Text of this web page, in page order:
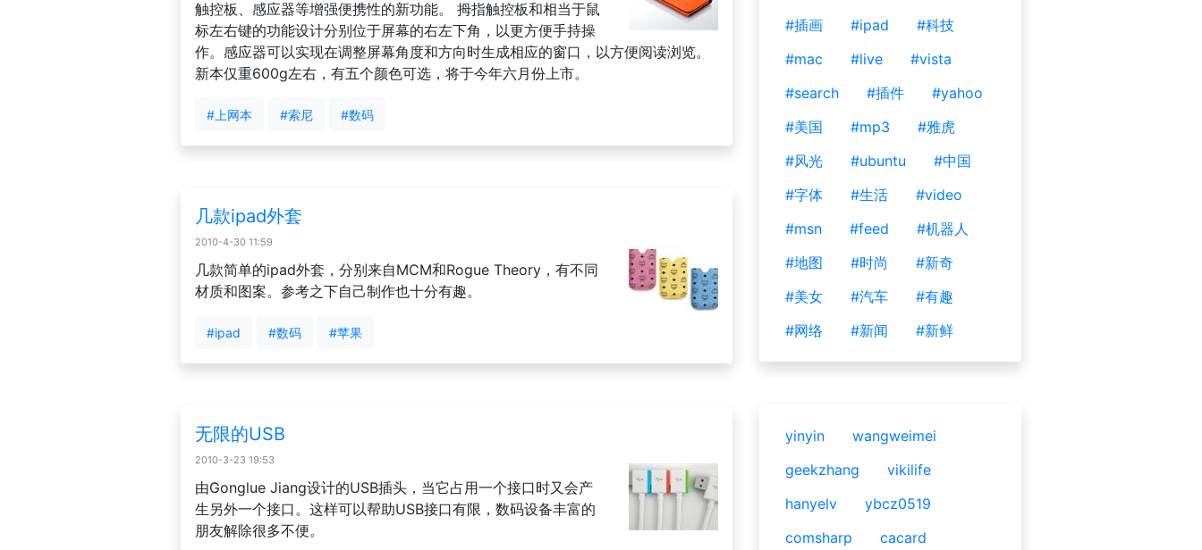
触控板、感应器等增强便携性的新功能。 拇指触控板和相当于鼠
标左右键的功能设计分别位于屏幕的右左下角，以更方便手持操
作。感应器可以实现在调整屏幕角度和方向时生成相应的窗口，以方便阅读浏览。
新本仅重600g左右，有五个颜色可选，将于今年六月份上市。
#上网本 #索尼 #数码
几款ipad外套
2010-4-30 11:59
几款简单的ipad外套，分别来自MCM和Rogue Theory，有不同
材质和图案。参考之下自己制作也十分有趣。
#ipad #数码 #苹果
无限的USB
2010-3-23 19:53
由Gonglue Jiang设计的USB插头，当它占用一个接口时又会产
生另外一个接口。这样可以帮助USB接口有限，数码设备丰富的
朋友解除很多不便。
#插画
#ipad
#科技
#mac
#live
#vista
#search
#插件
#yahoo
#美国
#mp3
#雅虎
#风光
#ubuntu
#中国
#字体
#生活
#video
#msn
#feed
#机器人
#地图
#时尚
#新奇
#美女
#汽车
#有趣
#网络
#新闻 #新鲜
yinyin
wangweimei
geekzhang
vikilife
hanyelv
ybcz0519
comsharp
cacard